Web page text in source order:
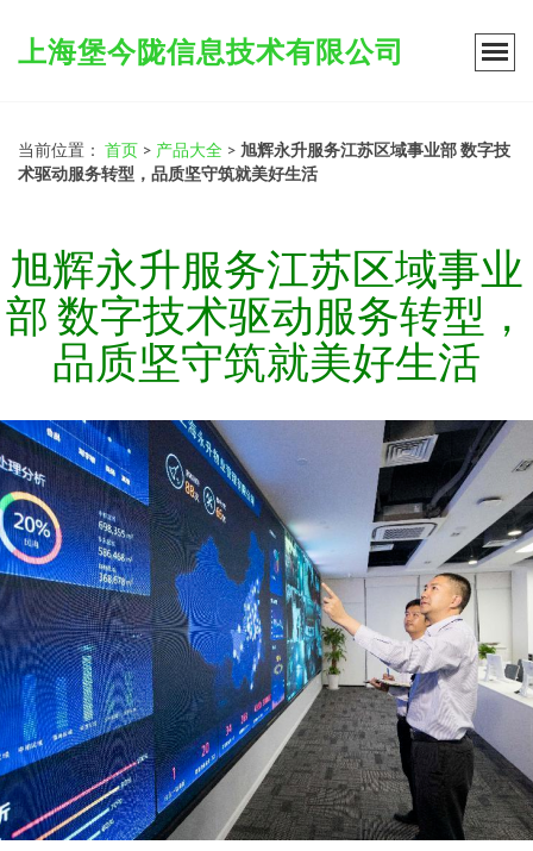
上海堡今陇信息技术有限公司
当前位置： 首页 > 产品大全 > 旭辉永升服务江苏区域事业部 数字技
术驱动服务转型，品质坚守筑就美好生活
旭辉永升服务江苏区域事业
部 数字技术驱动服务转型，
品质坚守筑就美好生活